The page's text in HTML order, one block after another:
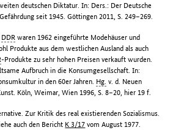
deutschen Diktatur. In: Ders.: Der Deutsche
seit 1945. Göttingen 2011, S. 249–269.
DDR waren 1962 eingeführte Modehäuser und
Produkte aus dem westlichen Ausland als auch
-Produkte zu sehr hohen Preisen verkauft wurden.
Aufbruch in die Konsumgesellschaft. In:
in den 60er Jahren. Hg. v. d. Neuen
Köln, Weimar, Wien 1996, S. 8–20, hier 19 f.
Zur Kritik des real existierenden Sozialismus.
auch den Bericht K 3/17 vom August 1977.